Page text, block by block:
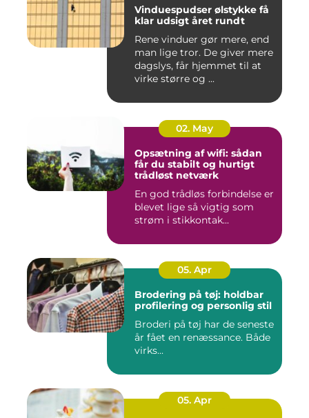
Vinduespudser ølstykke få
klar udsigt året rundt
Rene vinduer gør mere, end
man lige tror. De giver mere
dagslys, får hjemmet til at
virke større og ...
02. May
Opsætning af wifi: sådan
får du stabilt og hurtigt
trådløst netværk
En god trådløs forbindelse er
blevet lige så vigtig som
strøm i stikkontak...
05. Apr
Brodering på tøj: holdbar
profilering og personlig stil
Broderi på tøj har de seneste
år fået en renæssance. Både
virks...
05. Apr